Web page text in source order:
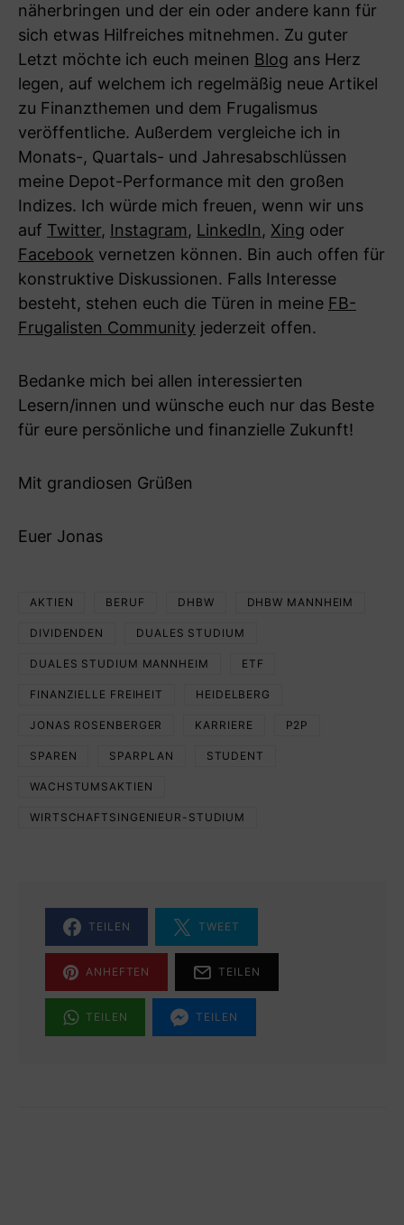
näherbringen und der ein oder andere kann für
sich etwas Hilfreiches mitnehmen. Zu guter
Letzt möchte ich euch meinen Blog ans Herz
legen, auf welchem ich regelmäßig neue Artikel
zu Finanzthemen und dem Frugalismus
veröffentliche. Außerdem vergleiche ich in
Monats-, Quartals- und Jahresabschlüssen
meine Depot-Performance mit den großen
Indizes. Ich würde mich freuen, wenn wir uns
auf Twitter, Instagram, LinkedIn, Xing oder
Facebook vernetzen können. Bin auch offen für
konstruktive Diskussionen. Falls Interesse
besteht, stehen euch die Türen in meine FB-
Frugalisten Community jederzeit offen.
Bedanke mich bei allen interessierten
Lesern/innen und wünsche euch nur das Beste
für eure persönliche und finanzielle Zukunft!
Mit grandiosen Grüßen
Euer Jonas
AKTIEN BERUF DHBW DHBW MANNHEIM
DIVIDENDEN DUALES STUDIUM
DUALES STUDIUM MANNHEIM ETF
FINANZIELLE FREIHEIT HEIDELBERG
JONAS ROSENBERGER KARRIERE P2P
SPAREN SPARPLAN STUDENT
WACHSTUMSAKTIEN
WIRTSCHAFTSINGENIEUR-STUDIUM
TEILEN TWEET
ANHEFTEN TEILEN
TEILEN TEILEN